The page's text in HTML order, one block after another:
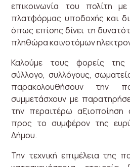
επικοινωνία του πολίτη
πλατφόρμας υποδοχής και
όπως επίσης δίνει τη
πληθώρα καινοτόμων
Καλούμε τους φορείς της
σύλλογο, συλλόγους,
παρακολουθήσουν την
συμμετάσχουν με
την περαιτέρω αξιοποίηση
προς το συμφέρον της
Δήμου.
Την τεχνική επιμέλεια της